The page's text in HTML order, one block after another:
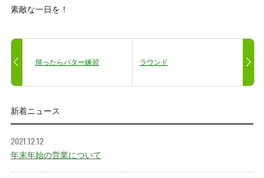
素敵な一日を！
帰ったらパター練習 ラウンド
新着ニュース
2021.12.12
年末年始の営業について